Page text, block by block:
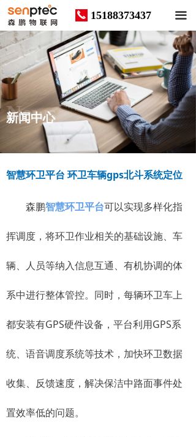
끀
끅 15188373437
智慧环卫平台 环卫车辆gps北斗系统定位
森鹏智慧环卫平台可以实现多样化指
挥调度，将环卫作业相关的基础设施、车
辆、人员等纳入信息互通、有机协调的体
系中进行整体管控。同时，每辆环卫车上
都安装有GPS硬件设备，平台利用GPS系
统、语音调度系统等技术，加快环卫数据
收集、反馈速度，解决保洁中路面事件处
置效率低的问题。
News
新闻中心